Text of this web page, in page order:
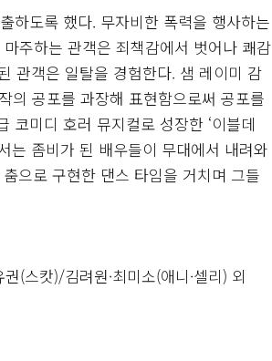
하도록 했다. 무자비한 폭력을 행사하는
주하는 관객은 죄책감에서 벗어나 쾌감
관객은 일탈을 경험한다. 샘 레이미 감
의 공포를 과장해 표현함으로써 공포를
코미디 호러 뮤지컬로 성장한 ‘이블데
는 좀비가 된 배우들이 무대에서 내려와
으로 구현한 댄스 타임을 거치며 그들
(스캇)/김려원·최미소(애니·셀리) 외